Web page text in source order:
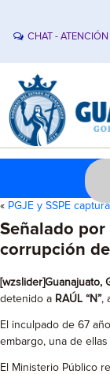
CHAT -
« PGJE y SSPE
Señalado por
corrupción
[wzslider]Guanajuato,
detenido a RAÚL “N”,
El inculpado de 67
embargo, una de
El Ministerio Público